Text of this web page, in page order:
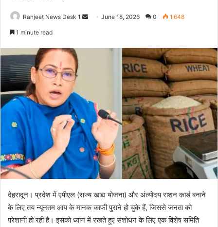
Ranjeet News Desk 1
m
a
i
June 18, 2026 0 1,648
1 minute read
देहरादून। प्रदेश में एपीएल (राज्य खाद्य योजना) और अंत्योदय राशन कार्ड बनाने
के लिए तय न्यूनतम आय के मानक काफी पुराने हो चुके हैं, जिससे जनता को
परेशानी हो रही है। इसको ध्यान में रखते हुए संशोधन के लिए एक विशेष समिति